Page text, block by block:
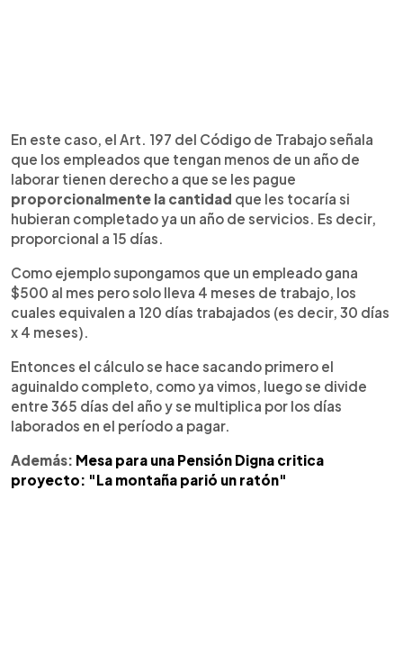
En este caso, el Art. 197 del Código de Trabajo señala
que los empleados que tengan menos de un año de
laborar tienen derecho a que se les pague
proporcionalmente la cantidad que les tocaría si
hubieran completado ya un año de servicios. Es decir,
proporcional a 15 días.
Como ejemplo supongamos que un empleado gana
$500 al mes pero solo lleva 4 meses de trabajo, los
cuales equivalen a 120 días trabajados (es decir, 30 días
x 4 meses).
Entonces el cálculo se hace sacando primero el
aguinaldo completo, como ya vimos, luego se divide
entre 365 días del año y se multiplica por los días
laborados en el período a pagar.
Además: Mesa para una Pensión Digna critica
proyecto: "La montaña parió un ratón"